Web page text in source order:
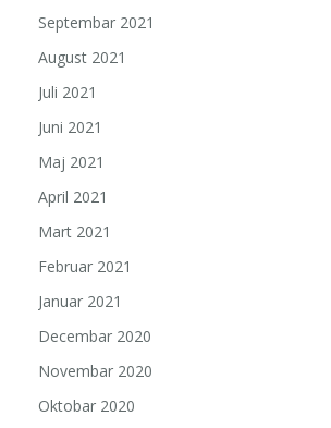
Septembar 2021
August 2021
Juli 2021
Juni 2021
Maj 2021
April 2021
Mart 2021
Februar 2021
Januar 2021
Decembar 2020
Novembar 2020
Oktobar 2020